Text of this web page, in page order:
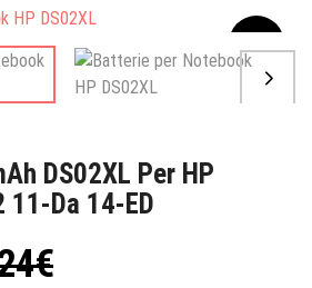
DS02XL Per HP
11-Da 14-ED